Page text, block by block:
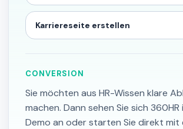
Karriereseite erstellen
CONVERSION
Sie möchten aus HR-Wissen klare
machen. Dann sehen Sie sich 360HR
Demo an oder starten Sie direkt mit